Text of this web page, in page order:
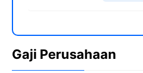
Gaji Perusahaan